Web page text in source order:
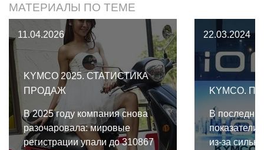
МАТЕРИАЛЫ ПО ТЕМЕ
11.04.2026
KYMCO 2025. СТАТИСТИКА
ПРОДАЖ
В 2025 году компания снова
разочаровала: мировые
регистрации упали до 310867
22.03.2024
KYMCO.
В
показатели
из-за